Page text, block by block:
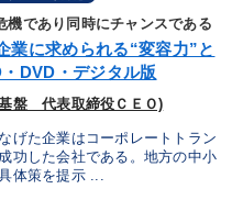
機であり同時にチャンスである
業に求められる“変容力”と
DVD・デジタル版
盤 代表取締役ＣＥＯ)
げた企業はコーポレートトラン
功した会社である。地方の中小
体策を提示 ...